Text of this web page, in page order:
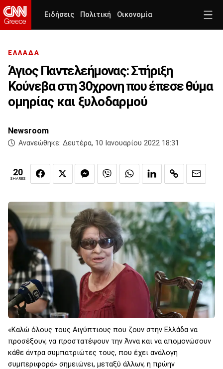
Ειδήσεις Πολιτική Οικονομία
ΕΛΛΑΔΑ
Άγιος Παντελεήμονας: Στήριξη
Κούνεβα στη 30χρονη που έπεσε θύμα
ομηρίας και ξυλοδαρμού
Newsroom
Ανανεώθηκε: Δευτέρα, 10 Ιανουαρίου 2022 18:31
20
SHARES
«Καλώ όλους τους Αιγύπτιους που ζουν στην Ελλάδα να
προσέξουν, να προστατέψουν την Άννα και να απομονώσουν
κάθε άντρα συμπατριώτες τους, που έχει ανάλογη
συμπεριφορά» σημειώνει, μεταξύ άλλων, η πρώην